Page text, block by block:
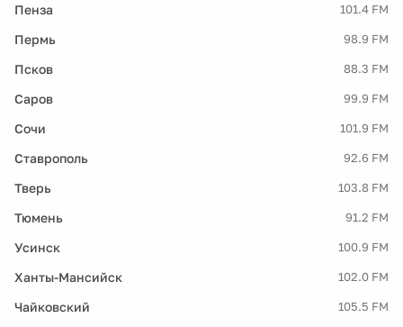
Пенза 101.4 FM
Пермь 98.9 FM
Псков 88.3 FM
Саров 99.9 FM
Сочи 101.9 FM
Ставрополь 92.6 FM
Тверь 103.8 FM
Тюмень 91.2 FM
Усинск 100.9 FM
Ханты-Мансийск 102.0 FM
Чайковский 105.5 FM